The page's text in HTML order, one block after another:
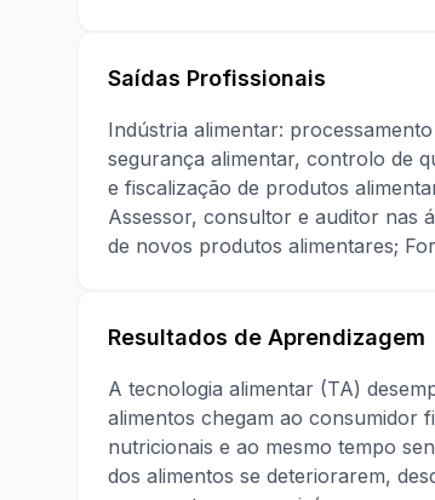
Saídas Profissionais
Indústria alimentar:
segurança alimentar, controlo de
e fiscalização de produtos
Assessor, consultor e auditor nas
de novos produtos alimentares;
Resultados de Aprendizagem
A tecnologia alimentar (TA)
alimentos chegam ao consumidor
nutricionais e ao mesmo tempo
dos alimentos se deteriorarem,